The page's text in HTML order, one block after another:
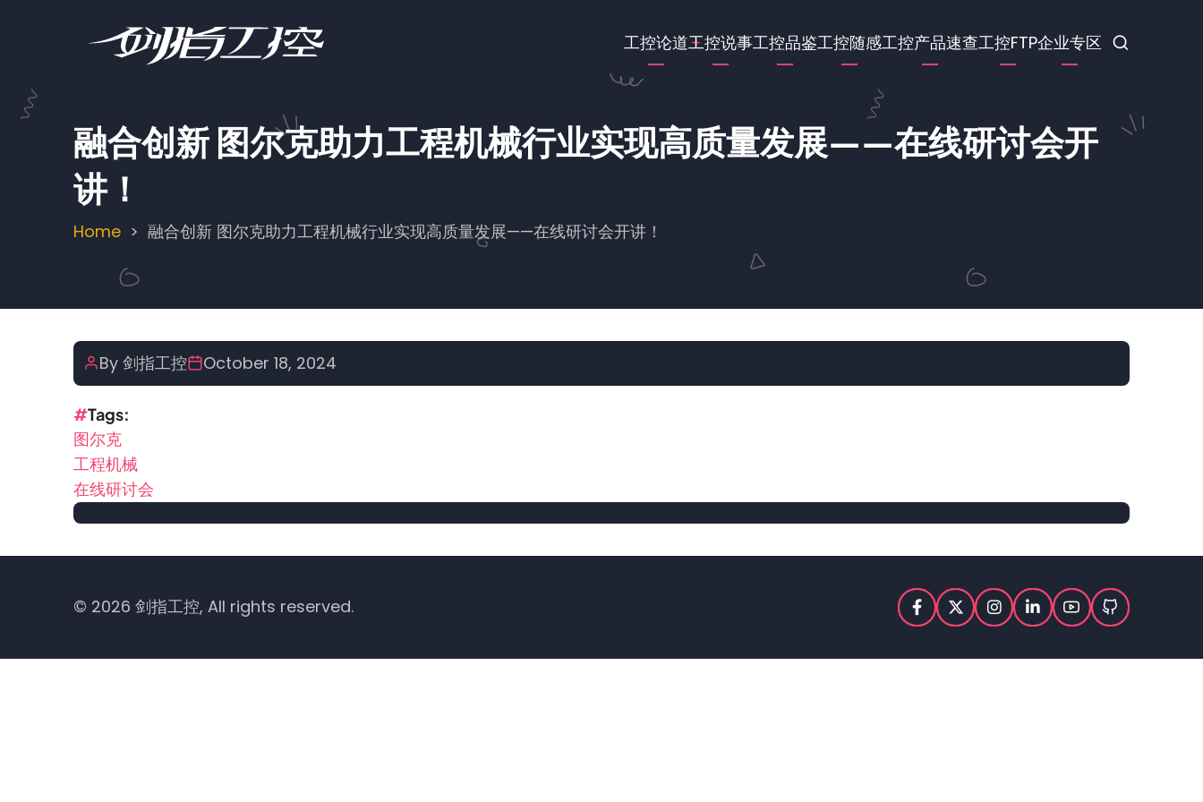
content
Main
navigation
工控论道工控说事工控品鉴工控随感工控产品速查工控FTP企业专区
融合创新 图尔克助力工程机械行业实现高质量发展——在线研讨会开
讲！
Breadcrumb
Home 融合创新 图尔克助力工程机械行业实现高质量发展——在线研讨会开讲！
By 剑指工控 October 18, 2024
Tags
图尔克
工程机械
在线研讨会
© 2026 剑指工控, All rights reserved.